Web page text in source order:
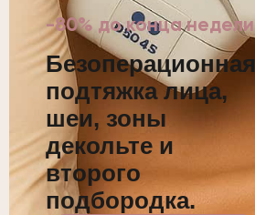
-80% до конца недели
Безоперационная
подтяжка лица,
шеи, зоны
декольте и
второго
подбородка.